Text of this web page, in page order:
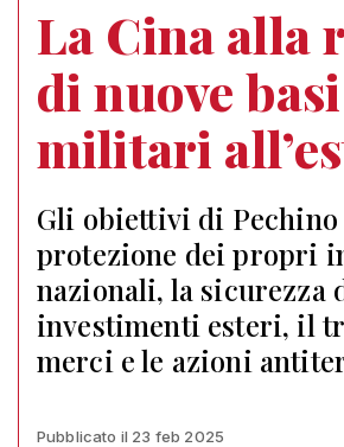
La Cina alla
di nuove basi
militari
Gli obiettivi di Pechino
protezione dei propri
nazionali, la sicurezza
investimenti esteri, il
merci e le azioni
Pubblicato il 23 feb 2025